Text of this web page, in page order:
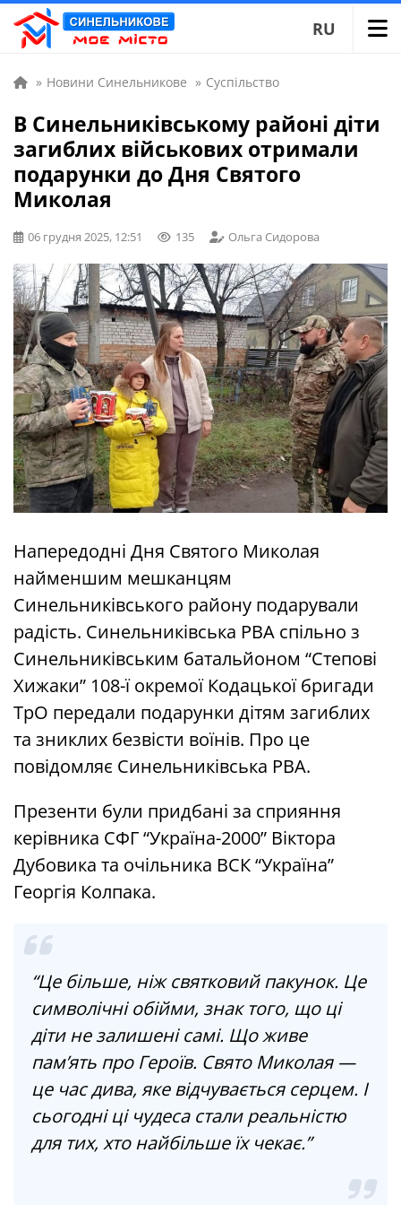
RU
» Новини Синельникове » Суспільство
В Синельниківському районі діти
загиблих військових отримали
подарунки до Дня Святого
Миколая
06 грудня 2025, 12:51 135 Ольга Сидорова
Напередодні Дня Святого Миколая
найменшим мешканцям
Синельниківського району подарували
радість. Синельниківська РВА спільно з
Синельниківським батальйоном “Степові
Хижаки” 108-ї окремої Кодацької бригади
ТрО передали подарунки дітям загиблих
та зниклих безвісти воїнів. Про це
повідомляє Синельниківська РВА.
Презенти були придбані за сприяння
керівника СФГ “Україна-2000” Віктора
Дубовика та очільника ВСК “Україна”
Георгія Колпака.
“Це більше, ніж святковий пакунок. Це
символічні обійми, знак того, що ці
діти не залишені самі. Що живе
пам’ять про Героїв. Свято Миколая —
це час дива, яке відчувається серцем. І
сьогодні ці чудеса стали реальністю
для тих, хто найбільше їх чекає.”